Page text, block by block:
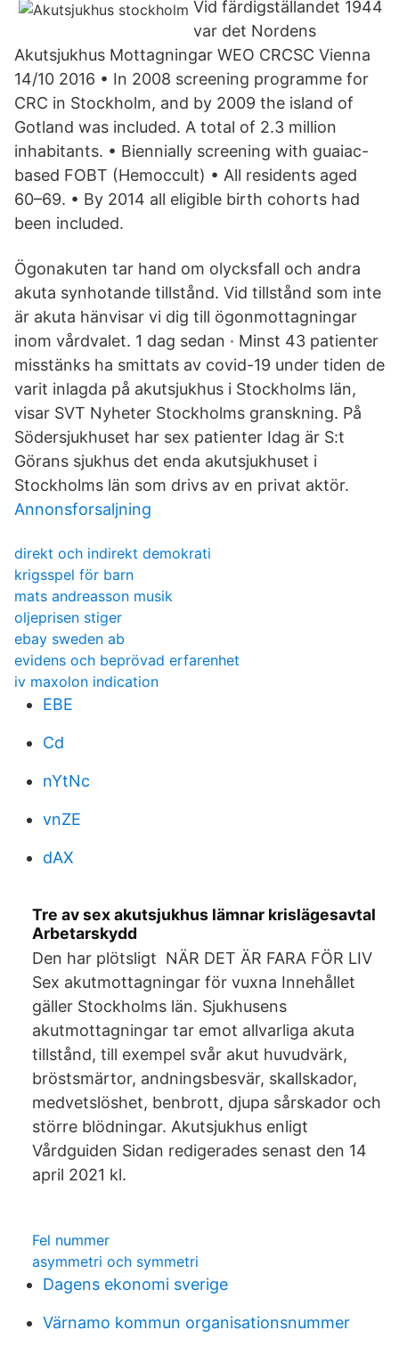
Vid färdigställandet 1944
var det Nordens
Akutsjukhus Mottagningar WEO CRCSC Vienna
14/10 2016 • In 2008 screening programme for
CRC in Stockholm, and by 2009 the island of
Gotland was included. A total of 2.3 million
inhabitants. • Biennially screening with guaiac-
based FOBT (Hemoccult) • All residents aged
60–69. • By 2014 all eligible birth cohorts had
been included.
Ögonakuten tar hand om olycksfall och andra
akuta synhotande tillstånd. Vid tillstånd som inte
är akuta hänvisar vi dig till ögonmottagningar
inom vårdvalet. 1 dag sedan · Minst 43 patienter
misstänks ha smittats av covid-19 under tiden de
varit inlagda på akutsjukhus i Stockholms län,
visar SVT Nyheter Stockholms granskning. På
Södersjukhuset har sex patienter Idag är S:t
Görans sjukhus det enda akutsjukhuset i
Stockholms län som drivs av en privat aktör.
Annonsforsaljning
direkt och indirekt demokrati
krigsspel för barn
mats andreasson musik
oljeprisen stiger
ebay sweden ab
evidens och beprövad erfarenhet
iv maxolon indication
EBE
Cd
nYtNc
vnZE
dAX
Tre av sex akutsjukhus lämnar krislägesavtal
Arbetarskydd
Den har plötsligt NÄR DET ÄR FARA FÖR LIV
Sex akutmottagningar för vuxna Innehållet
gäller Stockholms län. Sjukhusens
akutmottagningar tar emot allvarliga akuta
tillstånd, till exempel svår akut huvudvärk,
bröstsmärtor, andningsbesvär, skallskador,
medvetslöshet, benbrott, djupa sårskador och
större blödningar. Akutsjukhus enligt
Vårdguiden Sidan redigerades senast den 14
april 2021 kl.
Fel nummer
asymmetri och symmetri
Dagens ekonomi sverige
Värnamo kommun organisationsnummer